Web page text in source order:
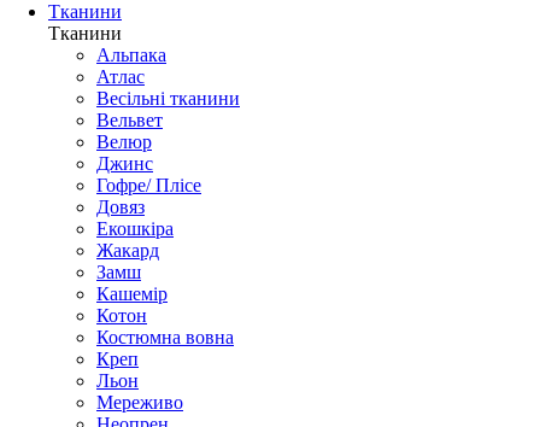
Тканини
Тканини
Альпака
Атлас
Весільні тканини
Вельвет
Велюр
Джинс
Гофре/ Плісе
Довяз
Екошкіра
Жакард
Замш
Кашемір
Котон
Костюмна вовна
Креп
Льон
Мереживо